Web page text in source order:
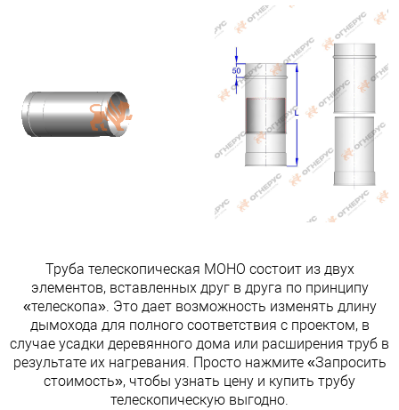
Труба телескопическая МОНО состоит из двух
элементов, вставленных друг в друга по принципу
«телескопа». Это дает возможность изменять длину
дымохода для полного соответствия с проектом, в
случае усадки деревянного дома или расширения труб в
результате их нагревания. Просто нажмите «Запросить
стоимость», чтобы узнать цену и купить трубу
телескопическую выгодно.